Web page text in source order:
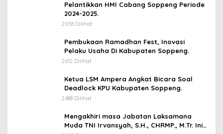
Pelantikkan HMI Cabang Soppeng Periode
2024-2025.
2658 Dilihat
Pembukaan Ramadhan Fest, Inovasi
Pelaku Usaha Di Kabupaten Soppeng.
2612 Dilihat
Ketua LSM Ampera Angkat Bicara Soal
Deadlock KPU Kabupaten Soppeng.
2488 Dilihat
Mengakhiri masa Jabatan Laksamana
Muda TNI Irvansyah, S.H., CHRMP., M.Tr. Ini